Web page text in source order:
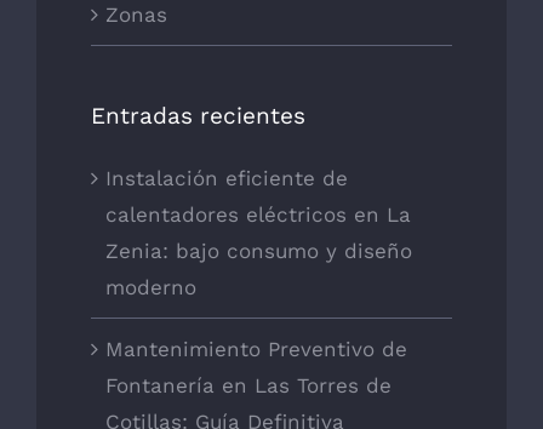
Zonas
Entradas recientes
Instalación eficiente de
calentadores eléctricos en La
Zenia: bajo consumo y diseño
moderno
Mantenimiento Preventivo de
Fontanería en Las Torres de
Cotillas: Guía Definitiva